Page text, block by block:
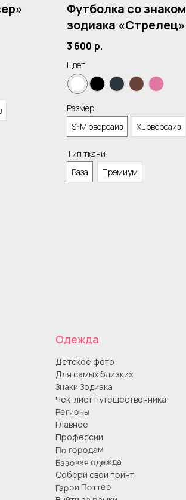
Футболка со знаком
зодиака «Стрелец»
3 600 р.
Цвет
Размер
S-M оверсайз
XL оверсайз
Тип ткани
База
Премиум
Детское фото
Для самых близких
Знаки Зодиака
Чек-лист путешественника
Регионы
Главное
Профессии
По городам
Базовая одежда
Собери свой принт
Гарри Поттер
Одежда